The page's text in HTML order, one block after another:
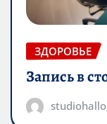
ЗДОРОВЬЕ
Запись в
studiohallo_